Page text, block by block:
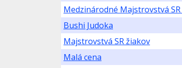
Medzinárodné Majstrovstvá
Bushi Judoka
Majstrovstvá SR žiakov
Malá cena